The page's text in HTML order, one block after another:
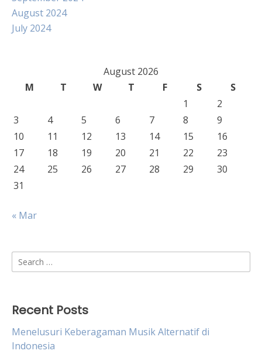
August 2024
July 2024
August 2026
M
T W T F S
S
1
2
3
4 5 6 7 8
9
10
11 12 13 14 15
16
17
18 19 20 21 22
23
24
25 26 27 28 29
30
31
« Mar
Search
for:
Recent Posts
Menelusuri Keberagaman Musik Alternatif di
Indonesia